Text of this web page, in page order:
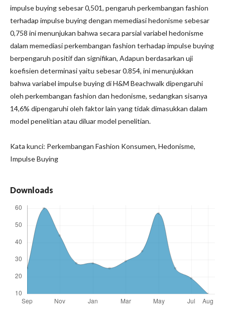
impulse buying sebesar 0,501, pengaruh perkembangan fashion
terhadap impulse buying dengan memediasi hedonisme sebesar
0,758 ini menunjukan bahwa secara parsial variabel hedonisme
dalam memediasi perkembangan fashion terhadap impulse buying
berpengaruh positif dan signifikan, Adapun berdasarkan uji
koefisien determinasi yaitu sebesar 0.854, ini menunjukkan
bahwa variabel impulse buying di H&M Beachwalk dipengaruhi
oleh perkembangan fashion dan hedonisme, sedangkan sisanya
14,6% dipengaruhi oleh faktor lain yang tidak dimasukkan dalam
model penelitian atau diluar model penelitian.
Kata kunci: Perkembangan Fashion Konsumen, Hedonisme,
Impulse Buying
Downloads